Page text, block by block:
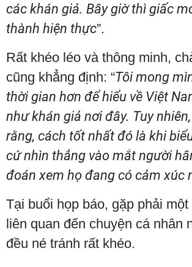
các khán giả. Bây giờ thì giấc
thành hiện thực”.
Rất khéo léo và thông minh,
cũng khẳng định: “Tôi mong
thời gian hơn để hiểu về Việt
như khán giả nơi đây. Tuy
rằng, cách tốt nhất đó là khi
cứ nhìn thẳng vào mắt người
đoán xem họ đang có cảm xúc
Tại buổi họp báo, gặp phải
liên quan đến chuyện cá nhân
đều né tránh rất khéo.